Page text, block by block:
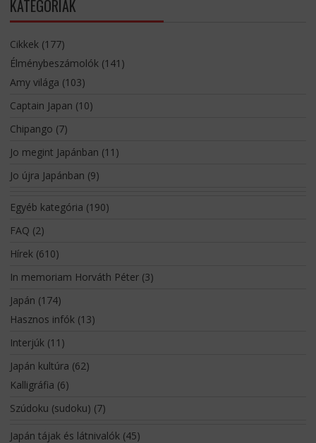
KATEGÓRIÁK
Cikkek(177)
Élménybeszámolók(141)
Amy világa (103)
Captain Japan (10)
Chipango (7)
Jo megint Japánban (11)
Jo újra Japánban (9)
Egyéb kategória (190)
FAQ (2)
Hírek(610)
In memoriam Horváth Péter(3)
Japán (174)
Hasznos infók(13)
Interjúk(11)
Japán kultúra (62)
Kalligráfia (6)
Szúdoku (sudoku) (7)
Japán tájak és látnivalók(45)